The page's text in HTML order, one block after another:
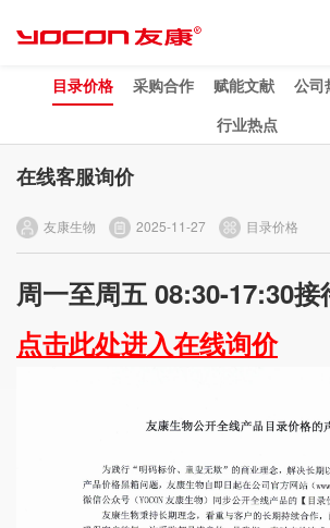
目录价格 采购合作 赋能文献 公司
行业热点
在线客服询价
友康生物 2025-11-27 目录价格
周一至周五 08:30-17:30接
点击此处进入在线询价